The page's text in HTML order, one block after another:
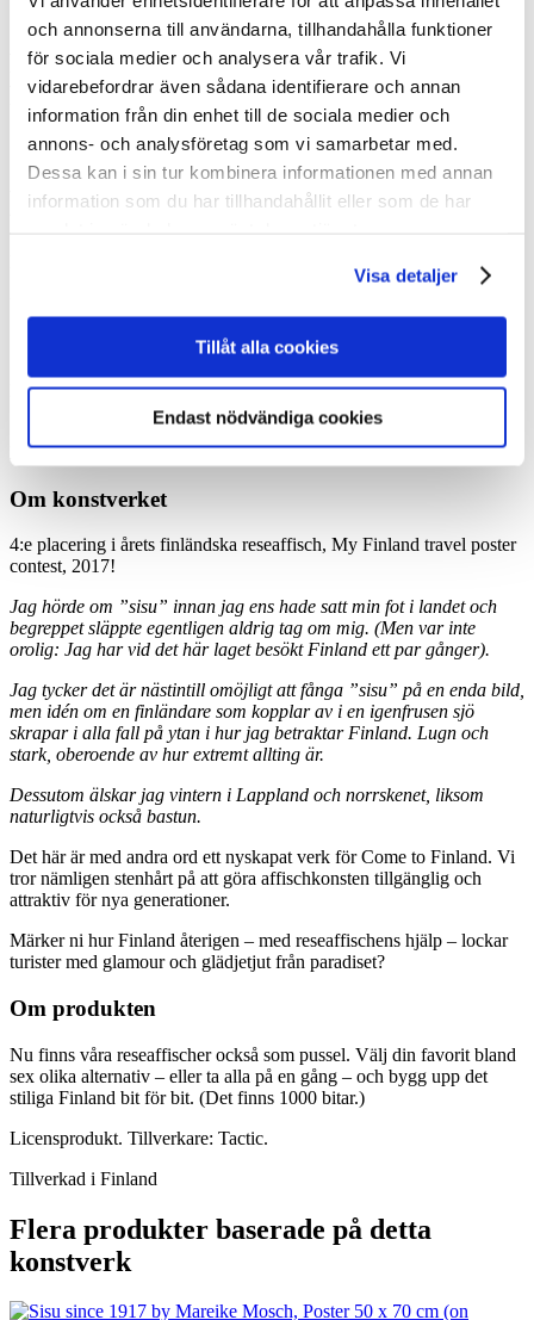
och annonserna till användarna, tillhandahålla funktioner
för sociala medier och analysera vår trafik. Vi
vidarebefordrar även sådana identifierare och annan
information från din enhet till de sociala medier och
annons- och analysföretag som vi samarbetar med.
Dessa kan i sin tur kombinera informationen med annan
information som du har tillhandahållit eller som de har
Visa detaljer
Tillåt alla cookies
Endast nödvändiga cookies
Pussel: Pussel & Spel
Produkten är tillfälligt slut
Sisu since 1917 by Mareike
Mosch
Produktkod
Produkten är tillfälligt slut
Om konstverket
4:e placering i årets finländska reseaffisch, My Finland travel poster
contest, 2017!
Jag hörde om ”sisu” innan jag ens hade satt min fot i landet och
begreppet släppte egentligen aldrig tag om mig. (Men var inte
orolig: Jag har vid det här laget besökt Finland ett par gånger).
Jag tycker det är nästintill omöjligt att fånga ”sisu” på en enda bild,
men idén om en finländare som kopplar av i en igenfrusen sjö
skrapar i alla fall på ytan i hur jag betraktar Finland. Lugn och
stark, oberoende av hur extremt allting är.
Dessutom älskar jag vintern i Lappland och norrskenet, liksom
naturligtvis också bastun.
Det här är med andra ord ett nyskapat verk för Come to Finland. Vi
tror nämligen stenhårt på att göra affischkonsten tillgänglig och
attraktiv för nya generationer.
Märker ni hur Finland återigen – med reseaffischens hjälp – lockar
turister med glamour och glädjetjut från paradiset?
Om produkten
Nu finns våra reseaffischer också som pussel. Välj din favorit bland
sex olika alternativ – eller ta alla på en gång – och bygg upp det
stiliga Finland bit för bit. (Det finns 1000 bitar.)
Licensprodukt. Tillverkare: Tactic.
Tillverkad i Finland
Flera produkter baserade på detta
konstverk